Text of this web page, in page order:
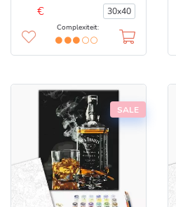
€
30x40
Complexiteit:
SALE